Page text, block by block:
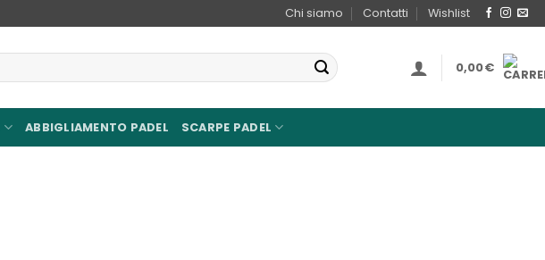
Chi siamo Contatti Wishlist
0,00€
ABBIGLIAMENTO PADEL SCARPE PADEL